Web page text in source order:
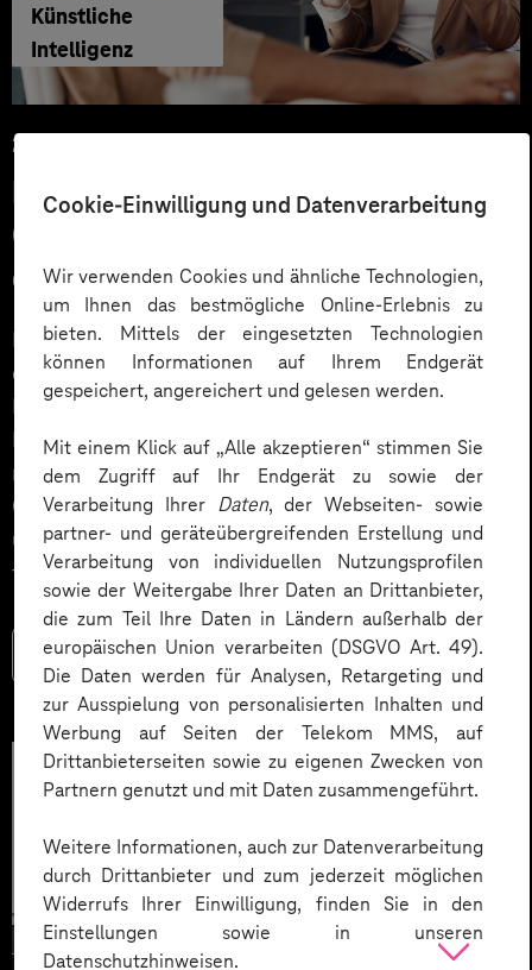
Cookie-Einwilligung und Datenverarbeitung
Wir verwenden Cookies und ähnliche Technologien,
um Ihnen das bestmögliche Online-Erlebnis zu
bieten. Mittels der eingesetzten Technologien
können Informationen auf Ihrem Endgerät
gespeichert, angereichert und gelesen werden.
Mit einem Klick auf „Alle akzeptieren“ stimmen Sie
dem Zugriff auf Ihr Endgerät zu sowie der
Verarbeitung Ihrer Daten, der Webseiten- sowie
partner- und geräteübergreifenden Erstellung und
Verarbeitung von individuellen Nutzungsprofilen
sowie der Weitergabe Ihrer Daten an Drittanbieter,
die zum Teil Ihre Daten in Ländern außerhalb der
europäischen Union verarbeiten (DSGVO Art. 49).
Die Daten werden für Analysen, Retargeting und
zur Ausspielung von personalisierten Inhalten und
Werbung auf Seiten der Telekom MMS, auf
Drittanbieterseiten sowie zu eigenen Zwecken von
Partnern genutzt und mit Daten zusammengeführt.
Weitere Informationen, auch zur Datenverarbeitung
durch Drittanbieter und zum jederzeit möglichen
Widerrufs Ihrer Einwilligung, finden Sie in den
Einstellungen sowie in unseren
Datenschutzhinweisen.
Künstliche
Intelligenz
29.06.2026
KI‑Agenten im HR: Konkrete Use
Cases, KPIs und Governance
entlang der Employee Journey
KI‑Agenten im HR sind mehr als Chatbots: Sie
orchestrieren Prozesse entlang der gesamten
Employee Journey und schaffen messbaren Business
Impact. Der Beitrag zeigt konkrete Use Cases,
relevante KPIs für den Mittelstand sowie
Governance‑Leitplanken zu EU AI Act und DSGVO –
und liefert ein praxisnahes Priorisierungsframework
für HR‑Entscheider*innen.
Mehr lesen